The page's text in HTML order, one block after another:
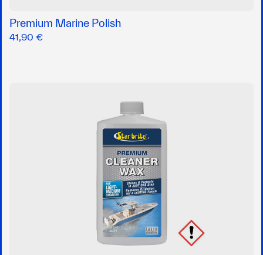
Premium Marine Polish
41,90 €